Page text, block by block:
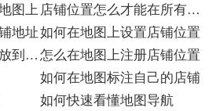
置
图上 店铺位置怎么才能在所有地
图上显示
地址如何在地图上设置店铺位置
到地怎么在地图上注册店铺位置
如何在地图标注自己的店铺
如何快速看懂地图导航